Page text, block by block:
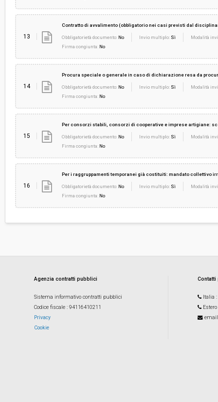
13
Contratto di avvalimento (obbligatorio nei casi previsti dal
Obbligatorietà documento: No Invio multiplo: Sì
Modalità
Firma congiunta: No
14
Procura speciale o generale in caso di dichiarazione resa da
Obbligatorietà documento: No Invio multiplo: Sì
Modalità
Firma congiunta: No
15
Per consorzi stabili, consorzi di cooperative e imprese artigiane:
Obbligatorietà documento: No Invio multiplo: Sì
Modalità
Firma congiunta: No
16
Per i raggruppamenti temporanei già costituiti: mandato collettivo
Obbligatorietà documento: No Invio multiplo: Sì
Modalità
Firma congiunta: No
Agenzia contratti pubblici
Sistema informativo contratti pubblici
Codice fiscale : 94116410211
Privacy
Cookie
Italia
Estero
email